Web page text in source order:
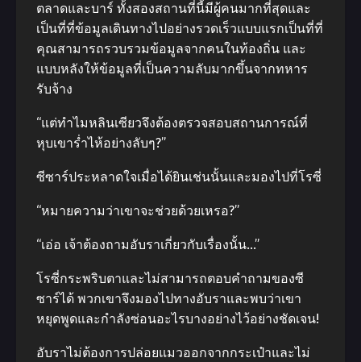
ตลาดและบาร์ ทั้งสองสถานที่นี้มีผู้คนมากที่สุดและ
เป็นที่ที่ข้อมูลเดินทางไปอย่างรวดเร็วแบบแรกเป็นที่ที่
คุณสามารถรวบรวมข้อมูลจากคนในท้องถิ่น และ
แบบหลังให้ข้อมูลที่เป็นความลับมากขึ้นจากทหาร
รับจ้าง
“แต่ทําไมหลินเซียวจึงต้องตรวจสอบสถานการณ์ที่
หุบเขาร่ำไห้อย่างลับๆ?”
ซีซาร์ประหลาดใจเมื่อได้ยินเช่นนั้นและมองไปที่โรซี่
“หมายความว่าเขาจะช่วยด้วยเหรอ?”
“เอ่อ เจ้าต้องถามอับราเกี่ยวกับเรื่องนั้น…”
โรซี่กระพริบตาและไม่สามารถตอบคําถามของซี
ซาร์ได้ พวกเขาจึงมองไปทางอับราและพบว่าเขา
หยุดพูดและกําลังซ่อนอะไรบางอย่างไว้อย่างชัดเจน!
อับราไม่ต้องการปล่อยแมวออกจากกระเป๋าและไม่